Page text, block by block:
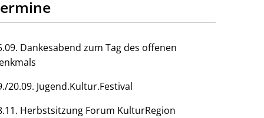
Dankesabend zum Tag des offenen
20.09. Jugend.Kultur.Festival
Herbstsitzung Forum KulturRegion